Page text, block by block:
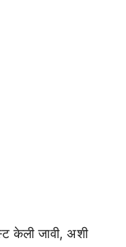
केली जावी, अशी